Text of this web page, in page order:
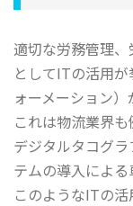
適切な労務管理
としてITの活用
ォーメーション
これは物流業界も
デジタルタコグ
テムの導入による
このようなITの